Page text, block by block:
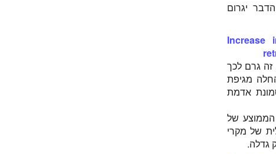
מנבאים כי אם ההיקף החיסוני יהווה פחות מ-60-70%, הדבר יגרום
Increase
לחסן נגד אדמת ב-1975, אך ההיקף החיסוני עמד על פחות מ-50%. זה גרם לכך
הפגיעות מפני אדמת גדל בהתמדה. כתוצאה מכך ב-1993 החלה מגיפת
תסמונת אדמת
הממוצע של
שהכמות הכללית של מקרי